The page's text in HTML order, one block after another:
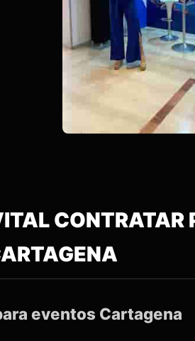
CONTRATAR
eventos Cartagena